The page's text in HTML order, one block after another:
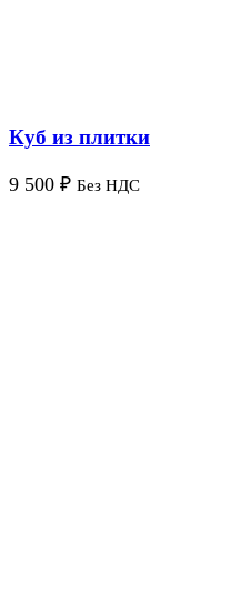
Куб из плитки
9 500 ₽ Без НДС